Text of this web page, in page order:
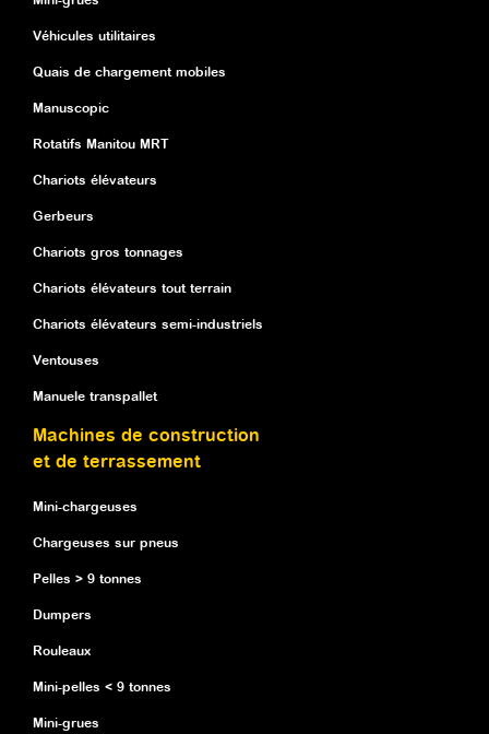
Véhicules utilitaires
Quais de chargement mobiles
Manuscopic
Rotatifs Manitou MRT
Chariots élévateurs
Gerbeurs
Chariots gros tonnages
Chariots élévateurs tout terrain
Chariots élévateurs semi-industriels
Ventouses
Manuele transpallet
Machines de construction
et de terrassement
Mini-chargeuses
Chargeuses sur pneus
Pelles > 9 tonnes
Dumpers
Rouleaux
Mini-pelles < 9 tonnes
Mini-grues